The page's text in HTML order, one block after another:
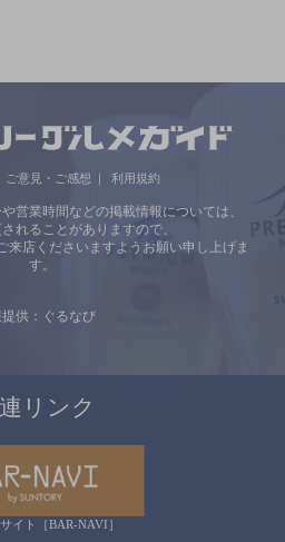
ご意見・ご感想 利用規約
営業時間などの掲載情報については、
れることがありますので、
来店くださいますようお願い申し上げま
す。
供：ぐるなび
リンク
イト［BAR-NAVI］